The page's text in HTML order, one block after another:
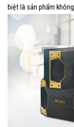
biệt là sản phẩm